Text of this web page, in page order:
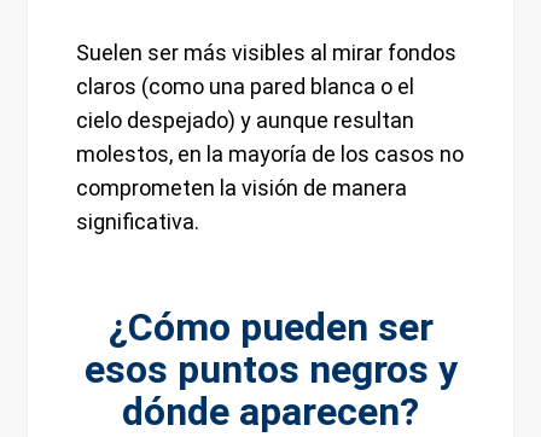
Suelen ser más visibles al mirar fondos
claros (como una pared blanca o el
cielo despejado) y aunque resultan
molestos, en la mayoría de los casos no
comprometen la visión de manera
significativa.
¿Cómo pueden ser
esos puntos negros y
dónde aparecen?